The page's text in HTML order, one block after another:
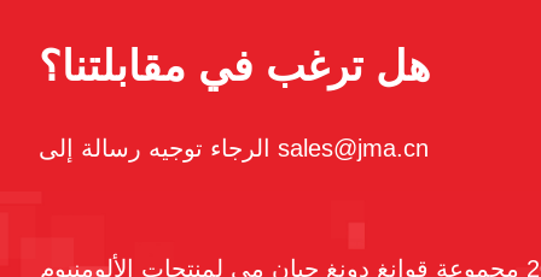
هل ترغب في مقابلتنا؟
الرجاء توجيه رسالة إلى sales@jma.cn
حقوق النشر © 2026 مجموعة قوانغ دونغ جيان مي لمنتجات الألومنيوم